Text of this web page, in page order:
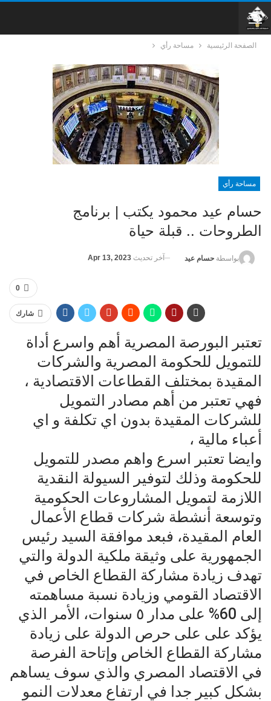
الصفحة الرئيسية مساحة رأي
مساحة رأي
حسام عيد محمود يكتب | برنامج
الطروحات .. قبلة حياة
بواسطة حسام عيد آخر تحديث Apr 13, 2023
0
شارك
تعتبر البورصة المصرية أهم واسرع أداة
للتمويل للحكومة المصرية والشركات
المقيدة بمختلف القطاعات الاقتصادية ،
فهي تعتبر من أهم مصادر التمويل
للشركات المقيدة بدون اي تكلفة و اي
أعباء مالية ،
وايضا تعتبر اسرع واهم مصدر للتمويل
للحكومة وذلك لتوفير السيولة النقدية
اللازمة لتمويل المشاروعات الحكومية
وتوسعة أنشطة شركات قطاع الأعمال
العام المقيدة، فبعد موافقة السيد رئيس
الجمهورية على وثيقة ملكية الدولة والتي
تهدف زيادة مشاركة القطاع الخاص في
الاقتصاد القومي وزيادة نسبة مساهمته
إلى 60% على مدار ٥ سنوات، الأمر الذي
يؤكد على على حرص الدولة على زيادة
مشاركة القطاع الخاص وإتاحة الفرصة
في الاقتصاد المصري والذي سوف يساهم
بشكل كبير جدا في ارتفاع معدلات النمو